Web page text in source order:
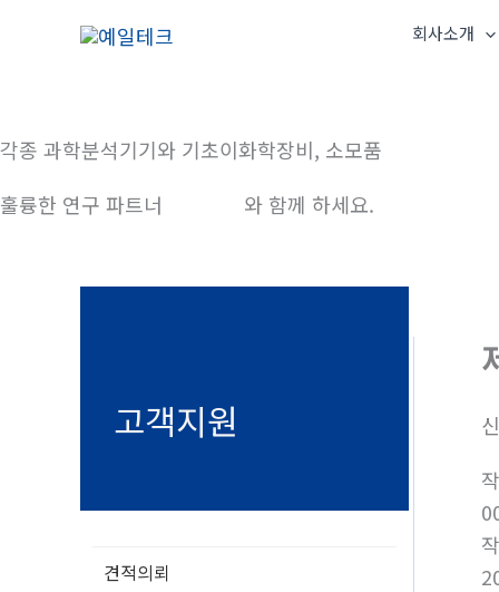
건
뛰
회사소개
각종 과학분석기기와 기초이화학장비, 소모품
훌륭한 연구 파트너
와 함께 하세요.
고객지원
견적의뢰